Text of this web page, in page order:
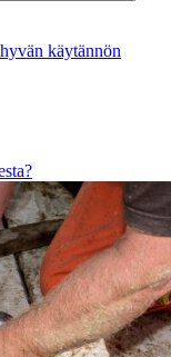
käytännön